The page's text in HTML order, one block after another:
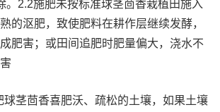
。2.2施肥未按标准球茎茴香栽植田施入
的沤肥，致使肥料在耕作层继续发酵，
肥害；或田间追肥时肥量偏大，浇水不
球茎茴香喜肥沃、疏松的土壤，如果土壤